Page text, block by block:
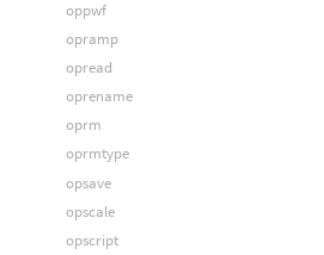
oppwf
opramp
opread
oprename
oprm
oprmtype
opsave
opscale
opscript